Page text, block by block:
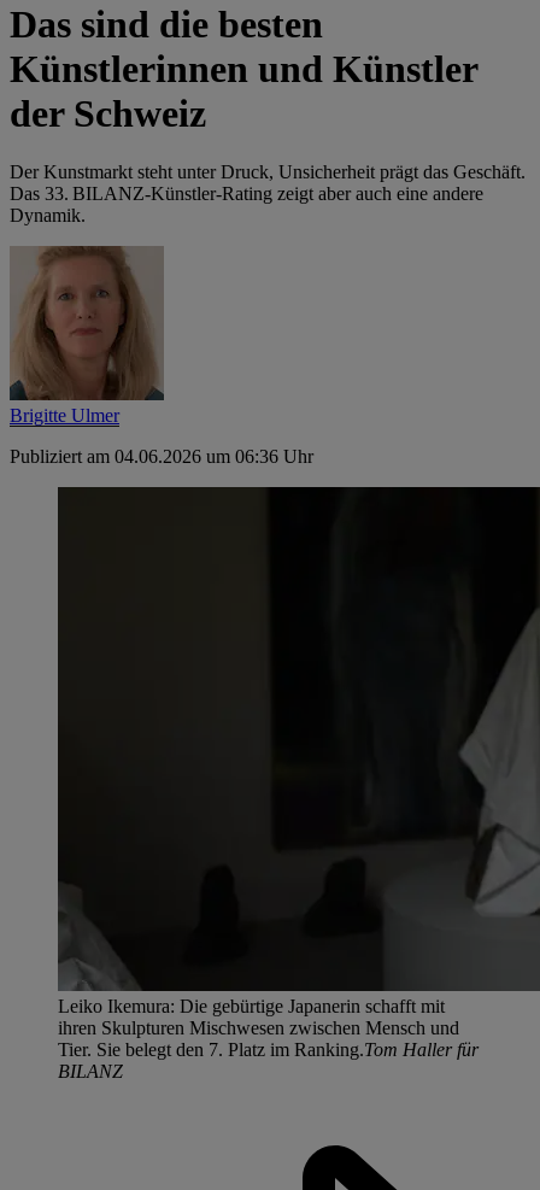
Das sind die besten
Künstlerinnen und Künstler
der Schweiz
Der Kunstmarkt steht unter Druck, Unsicherheit prägt das Geschäft.
Das 33. BILANZ-Künstler-Rating zeigt aber auch eine andere
Dynamik.
Brigitte Ulmer
Publiziert am 04.06.2026 um 06:36 Uhr
Leiko Ikemura: Die gebürtige Japanerin schafft mit
ihren Skulpturen Mischwesen zwischen Mensch und
Tier. Sie belegt den 7. Platz im Ranking.Tom Haller für
BILANZ